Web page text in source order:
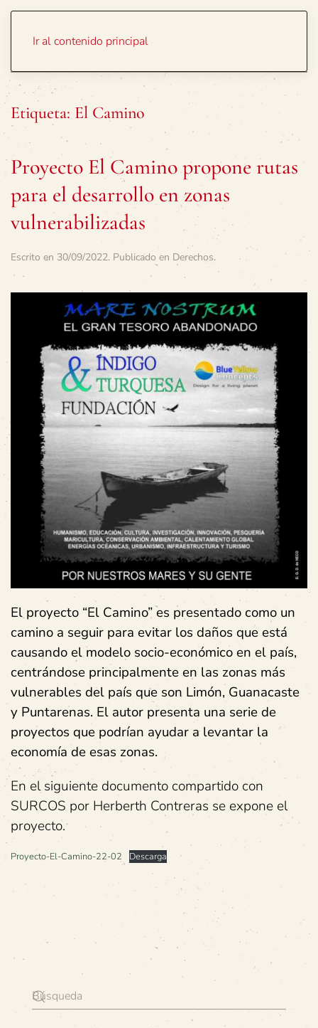
Ir al contenido principal
Etiqueta: El Camino
Proyecto El Camino propone rutas
para el desarrollo en zonas
vulnerabilizadas
Escrito en 30/09/2022. Publicado en Derechos.
El proyecto “El Camino” es presentado como un
camino a seguir para evitar los daños que está
causando el modelo socio-económico en el país,
centrándose principalmente en las zonas más
vulnerables del país que son Limón, Guanacaste
y Puntarenas. El autor presenta una serie de
proyectos que podrían ayudar a levantar la
economía de esas zonas.
En el siguiente documento compartido con
SURCOS por Herberth Contreras se expone el
proyecto.
Proyecto-El-Camino-22-02 Descarga